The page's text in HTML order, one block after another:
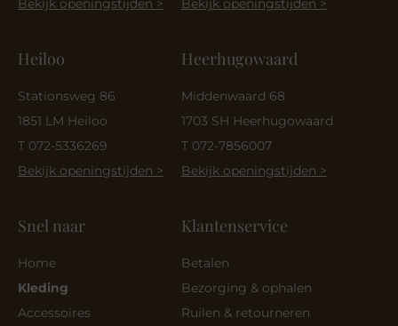
Bekijk openingstijden >
Heiloo
Stationsweg 86
1851 LM Heiloo
T 072-5336269
Bekijk openingstijden >
Bekijk openingstijden >
Heerhugowaard
Middenwaard 68
1703 SH Heerhugowaard
T 072-7856007
Bekijk openingstijden >
Snel naar
Home
Kleding
Accessoires
Klantenservice
Betalen
Bezorging & ophalen
Ruilen & retourneren